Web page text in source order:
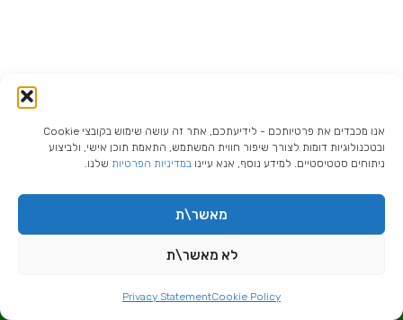
אנו מכבדים את פרטיותכם - לידיעתכם, אתר זה עושה שימוש בקובצי Cookie
ובטכנולוגיות דומות לצורך שיפור חווית המשתמש, התאמת תוכן אישי, ולביצוע
ניתוחים סטטיסטיים. למידע נוסף, אנא עיינו במדיניות הפרטיות שלנו.
מאשר\ת
לא מאשר\ת
Cookie Policy
Privacy Statement